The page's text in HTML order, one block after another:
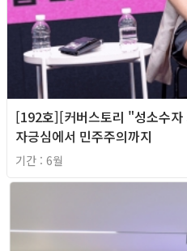
[192호][커버스토리 "성소수
자긍심에서 민주주의까지
기간 : 6월